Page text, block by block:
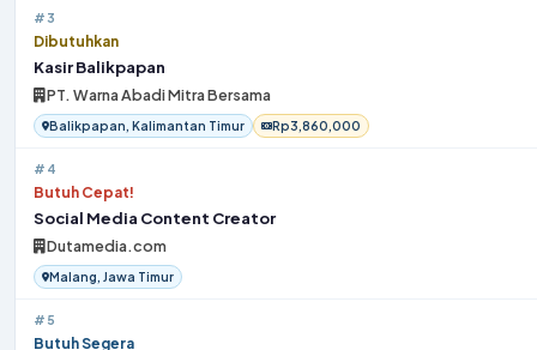
#3
Dibutuhkan
Kasir Balikpapan
PT. Warna Abadi Mitra Bersama
Balikpapan, Kalimantan Timur Rp3,860,000
#4
Butuh Cepat!
Social Media Content Creator
Dutamedia.com
Malang, Jawa Timur
#5
Butuh Segera